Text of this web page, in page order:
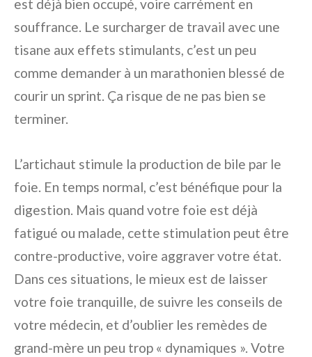
est déjà bien occupé, voire carrément en
souffrance. Le surcharger de travail avec une
tisane aux effets stimulants, c’est un peu
comme demander à un marathonien blessé de
courir un sprint. Ça risque de ne pas bien se
terminer.
L’artichaut stimule la production de bile par le
foie. En temps normal, c’est bénéfique pour la
digestion. Mais quand votre foie est déjà
fatigué ou malade, cette stimulation peut être
contre-productive, voire aggraver votre état.
Dans ces situations, le mieux est de laisser
votre foie tranquille, de suivre les conseils de
votre médecin, et d’oublier les remèdes de
grand-mère un peu trop « dynamiques ». Votre